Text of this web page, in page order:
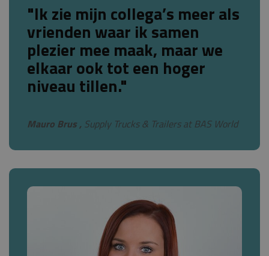
"Ik zie mijn collega’s meer als
vrienden waar ik samen
plezier mee maak, maar we
elkaar ook tot een hoger
niveau tillen."
Mauro Brus , Supply Trucks & Trailers at BAS World